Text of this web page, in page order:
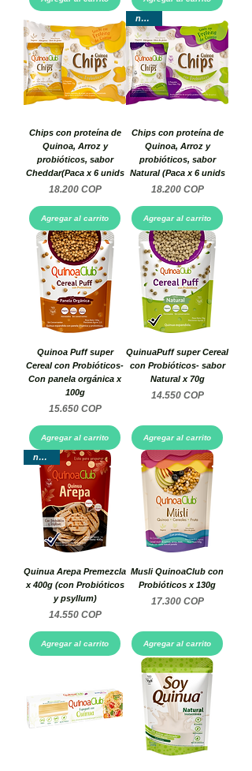
Chips con proteína de
Quinoa, Arroz y
probióticos, sabor
Cheddar(Paca x 6 unids
Precio
18.200 COP
Agregar al carrito
nuevo
Chips con proteína de
Quinoa, Arroz y
probióticos, sabor
Natural (Paca x 6 unids
Precio
18.200 COP
Agregar al carrito
Quinoa Puff super
Cereal con Probióticos-
Con panela orgánica x
100g
Precio
15.650 COP
Agregar al carrito
QuinuaPuff super Cereal
con Probióticos- sabor
Natural x 70g
Precio
14.550 COP
Agregar al carrito
nuevo
Quinua Arepa Premezcla
x 400g (con Probióticos
y psyllum)
Precio
14.550 COP
Agregar al carrito
Musli QuinoaClub con
Probióticos x 130g
Precio
17.300 COP
Agregar al carrito